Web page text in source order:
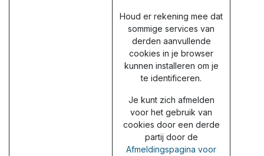
Houd er rekening mee dat
sommige services van
derden aanvullende
cookies in je browser
kunnen installeren om je
te identificeren.
Je kunt zich afmelden
voor het gebruik van
cookies door een derde
partij door de
Afmeldingspagina voor